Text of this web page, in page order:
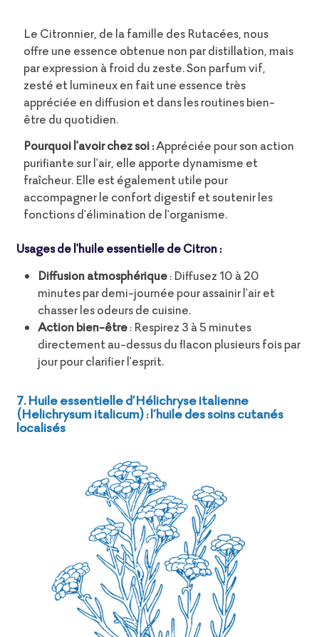
Le Citronnier, de la famille des Rutacées, nous
offre une essence obtenue non par distillation, mais
par expression à froid du zeste. Son parfum vif,
zesté et lumineux en fait une essence très
appréciée en diffusion et dans les routines bien-
être du quotidien.
Pourquoi l'avoir chez soi :Appréciée pour son action
purifiante sur l'air, elle apporte dynamisme et
fraîcheur. Elle est également utile pour
accompagner le confort digestif et soutenir les
fonctions d'élimination de l'organisme.
Usages de l'huile essentielle de Citron :
Diffusion atmosphérique: Diffusez 10 à 20
minutes par demi-journée pour assainir l'air et
chasser les odeurs de cuisine.
Action bien-être: Respirez 3 à 5 minutes
directement au-dessus du flacon plusieurs fois par
jour pour clarifier l'esprit.
7. Huile essentielle d’Hélichryse italienne
(Helichrysum italicum) : l’huile des soins cutanés
localisés